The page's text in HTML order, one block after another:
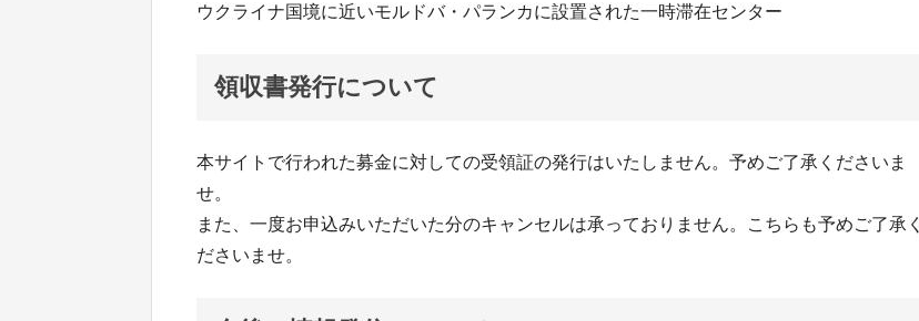
ウクライナ国境に近いモルドバ・パランカに設置された一時滞在センター
領収書発行について
本サイトで行われた募金に対しての受領証の発行はいたしません。予めご了承くださいま
せ。
また、一度お申込みいただいた分のキャンセルは承っておりません。こちらも予めご了承く
ださいませ。